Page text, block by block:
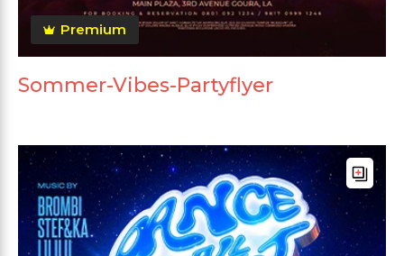
Premium
Sommer-Vibes-Partyflyer